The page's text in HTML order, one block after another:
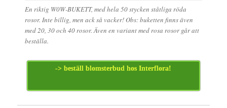
En riktig W0W-BUKETT, med hela 50 stycken ståtliga röda
rosor. Inte billig, men ack så vacker! Obs: buketten finns även
med 20, 30 och 40 rosor. Även en variant med rosa rosor går att
beställa.
-> beställ blomsterbud hos Interflora!